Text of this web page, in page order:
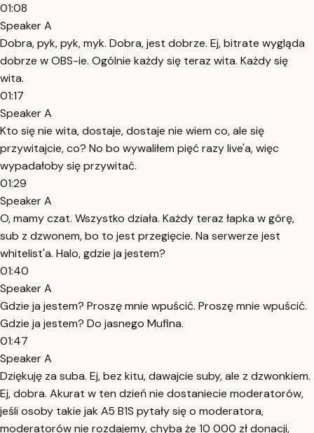
01:08
Speaker A
Dobra, pyk, pyk, myk. Dobra, jest dobrze. Ej, bitrate wygląda
dobrze w OBS-ie. Ogólnie każdy się teraz wita. Każdy się
wita.
01:17
Speaker A
Kto się nie wita, dostaje, dostaje nie wiem co, ale się
przywitajcie, co? No bo wywaliłem pięć razy live'a, więc
wypadałoby się przywitać.
01:29
Speaker A
O, mamy czat. Wszystko działa. Każdy teraz łapka w górę,
sub z dzwonem, bo to jest przegięcie. Na serwerze jest
whitelist'a. Halo, gdzie ja jestem?
01:40
Speaker A
Gdzie ja jestem? Proszę mnie wpuścić. Proszę mnie wpuścić.
Gdzie ja jestem? Do jasnego Mufina.
01:47
Speaker A
Dziękuję za suba. Ej, bez kitu, dawajcie suby, ale z dzwonkiem.
Ej, dobra. Akurat w ten dzień nie dostaniecie moderatorów,
jeśli osoby takie jak A5 B1S pytały się o moderatora,
moderatorów nie rozdajemy, chyba że 10 000 zł donacji,